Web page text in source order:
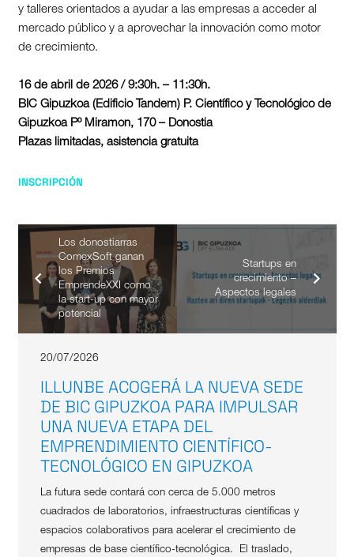
y talleres orientados a ayudar a las empresas a acceder al
mercado público y a aprovechar la innovación como motor
de crecimiento.
16 de abril de 2026 / 9:30h. – 11:30h.
BIC Gipuzkoa (Edificio Tandem) P. Científico y Tecnológico de
Gipuzkoa Pº Miramon, 170 – Donostia
Plazas limitadas, asistencia gratuita
INSCRIPCIÓN
Los donostiarras
ComexSoft ganan
los Premios
EmprendeXXI como
la start-up con mayor
potencial
Startups en
crecimiento –
Aspectos legales
20/07/2026
ILLUNBE ACOGERÁ LA NUEVA SEDE
DE BIC GIPUZKOA PARA IMPULSAR
UNA NUEVA ETAPA DEL
EMPRENDIMIENTO CIENTÍFICO-
TECNOLÓGICO EN GIPUZKOA
La futura sede contará con cerca de 5.000 metros
cuadrados de laboratorios, infraestructuras científicas y
espacios colaborativos para acelerar el crecimiento de
empresas de base científico-tecnológica. El traslado,